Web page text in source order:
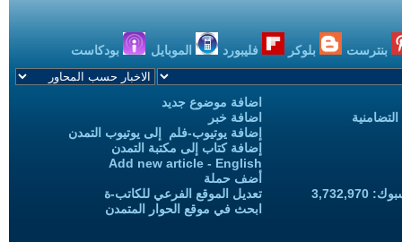
بنترست بلوكر فليبورد الموبايل بودكاست
اضافة موضوع جديد
اضافة خبر
إضافة يوتيوب-فلم إلى يوتيوب التمدن
إضافة كتاب إلى مكتبة التمدن
Add new article - English
أضف حملة
تعديل الموقع الفرعي للكاتب-ة
ابحث في موقع الحوار المتمدن